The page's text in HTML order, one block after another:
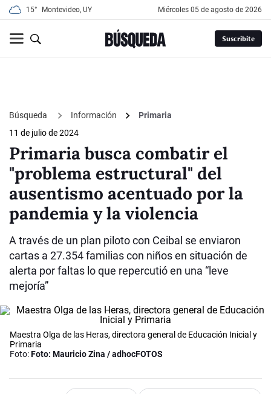
15° Montevideo, UY miércoles 05 de agosto de 2026
Suscribite
Búsqueda Información
Primaria
11 de julio de 2024
Primaria busca combatir el
"problema estructural" del
ausentismo acentuado por la
pandemia y la violencia
A través de un plan piloto con Ceibal se enviaron
cartas a 27.354 familias con niños en situación de
alerta por faltas lo que repercutió en una “leve
mejoría”
Maestra Olga de las Heras, directora general de Educación Inicial y
Primaria
Foto:Foto: Mauricio Zina / adhocFOTOS